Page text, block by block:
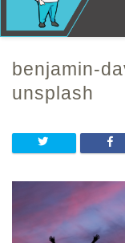
benjamin-
unsplash